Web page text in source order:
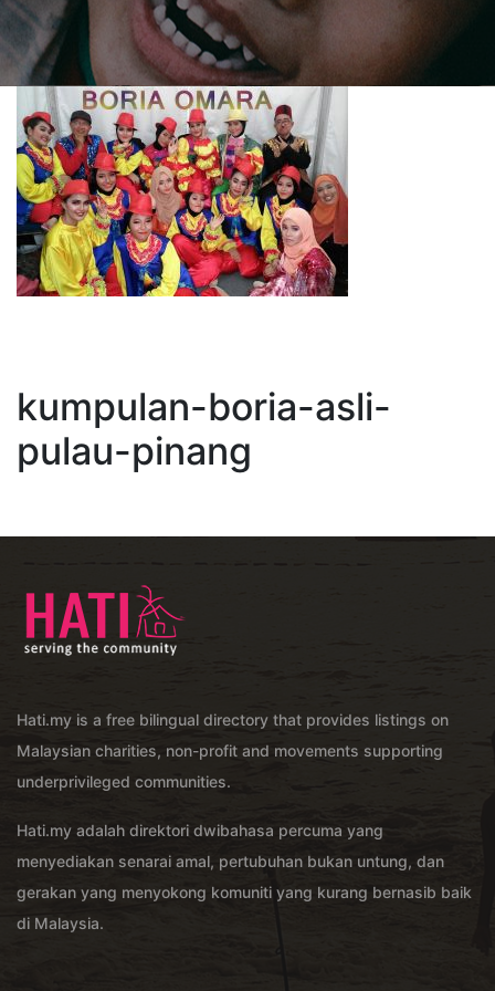
kumpulan-boria-asli-
pulau-pinang
Hati.my is a free bilingual directory that provides listings on
Malaysian charities, non-profit and movements supporting
underprivileged communities.
Hati.my adalah direktori dwibahasa percuma yang
menyediakan senarai amal, pertubuhan bukan untung, dan
gerakan yang menyokong komuniti yang kurang bernasib baik
di Malaysia.